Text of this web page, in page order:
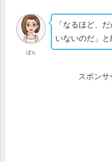
ぼら
「なるほど、
いないのだ」と
スポンサ